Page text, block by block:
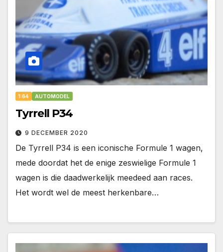
1:64 AUTOMODEL
Tyrrell P34
9 DECEMBER 2020
De Tyrrell P34 is een iconische Formule 1 wagen,
mede doordat het de enige zeswielige Formule 1
wagen is die daadwerkelijk meedeed aan races.
Het wordt wel de meest herkenbare…